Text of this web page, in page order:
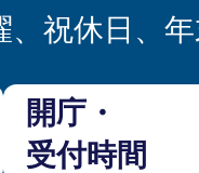
、祝休日、
開庁・
受付時間